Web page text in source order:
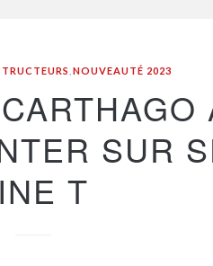
,NOUVEAUTÉ 2023
SUR
T